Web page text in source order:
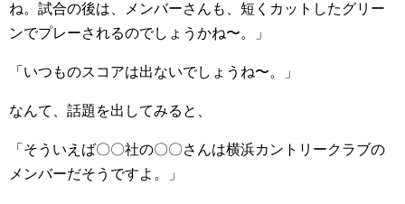
ね。試合の後は、メンバーさんも、短くカットしたグリー
ンでプレーされるのでしょうかね〜。」
「いつものスコアは出ないでしょうね〜。」
なんて、話題を出してみると、
「そういえば〇〇社の〇〇さんは横浜カントリークラブの
メンバーだそうですよ。」